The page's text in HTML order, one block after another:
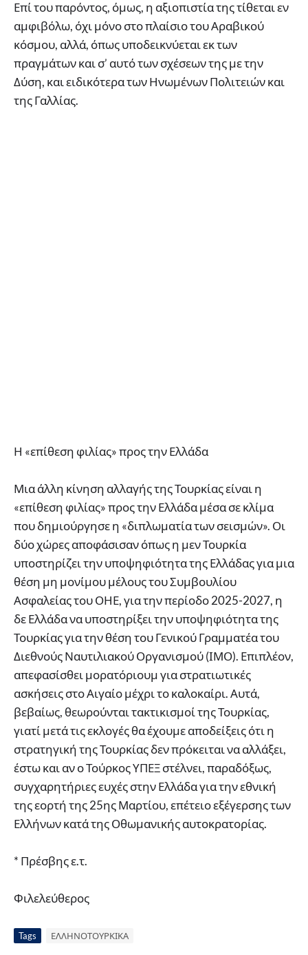
Επί του παρόντος, όμως, η αξιοπιστία της τίθεται εν
αμφιβόλω, όχι μόνο στο πλαίσιο του Αραβικού
κόσμου, αλλά, όπως υποδεικνύεται εκ των
πραγμάτων και σ’ αυτό των σχέσεων της με την
Δύση, και ειδικότερα των Ηνωμένων Πολιτειών και
της Γαλλίας.
Η «επίθεση φιλίας» προς την Ελλάδα
Μια άλλη κίνηση αλλαγής της Τουρκίας είναι η
«επίθεση φιλίας» προς την Ελλάδα μέσα σε κλίμα
που δημιούργησε η «διπλωματία των σεισμών». Οι
δύο χώρες αποφάσισαν όπως η μεν Τουρκία
υποστηρίζει την υποψηφιότητα της Ελλάδας για μια
θέση μη μονίμου μέλους του Συμβουλίου
Ασφαλείας του ΟΗΕ, για την περίοδο 2025-2027, η
δε Ελλάδα να υποστηρίξει την υποψηφιότητα της
Τουρκίας για την θέση του Γενικού Γραμματέα του
Διεθνούς Ναυτιλιακού Οργανισμού (ΙΜΟ). Επιπλέον,
απεφασίσθει μορατόριουμ για στρατιωτικές
ασκήσεις στο Αιγαίο μέχρι το καλοκαίρι. Αυτά,
βεβαίως, θεωρούνται τακτικισμοί της Τουρκίας,
γιατί μετά τις εκλογές θα έχουμε αποδείξεις ότι η
στρατηγική της Τουρκίας δεν πρόκειται να αλλάξει,
έστω και αν ο Τούρκος ΥΠΕΞ στέλνει, παραδόξως,
συγχαρητήριες ευχές στην Ελλάδα για την εθνική
της εορτή της 25ης Μαρτίου, επέτειο εξέγερσης των
Ελλήνων κατά της Οθωμανικής αυτοκρατορίας.
* Πρέσβης ε.τ.
Φιλελεύθερος
Tags ΕΛΛΗΝΟΤΟΥΡΚΙΚΑ